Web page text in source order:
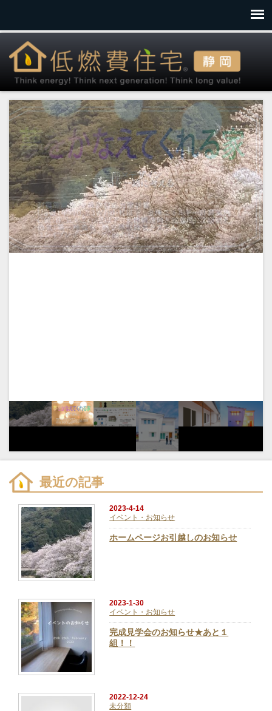
最近の記事
2023-4-14
イベント・お知らせ
ホームページお引越しのお知らせ
2023-1-30
イベント・お知らせ
完成見学会のお知らせ★あと１
組！！
2022-12-24
未分類